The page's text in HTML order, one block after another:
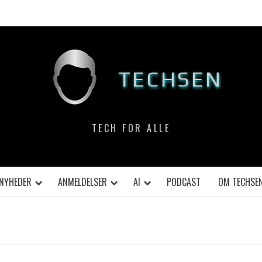
TECHSEN
TECH FOR ALLE
NYHEDER ANMELDELSER AI PODCAST OM